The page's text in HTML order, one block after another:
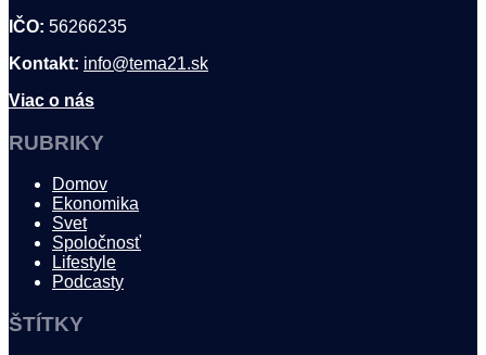
IČO: 56266235
Kontakt: info@tema21.sk
Viac o nás
RUBRIKY
Domov
Ekonomika
Svet
Spoločnosť
Lifestyle
Podcasty
ŠTÍTKY